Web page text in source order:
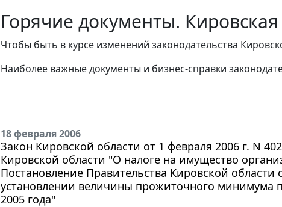
Горячие документы.
Чтобы быть в курсе изменений законодательства
Наиболее важные документы и бизнес-справки
18 февраля 2006
Закон Кировской области от 1 февраля 2006 г. N
Кировской области "О налоге на имущество
Постановление Правительства Кировской области
установлении величины прожиточного минимума
2005 года"